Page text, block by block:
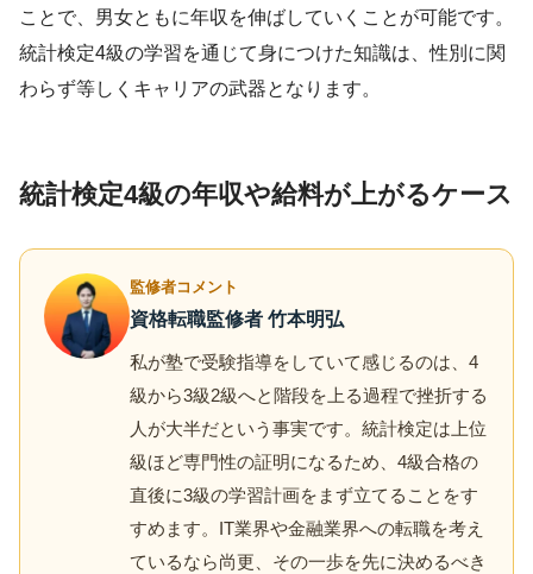
ことで、男女ともに年収を伸ばしていくことが可能です。
統計検定4級の学習を通じて身につけた知識は、性別に関
わらず等しくキャリアの武器となります。
統計検定4級の年収や給料が上がるケース
監修者コメント
資格転職監修者 竹本明弘
私が塾で受験指導をしていて感じるのは、4
級から3級2級へと階段を上る過程で挫折する
人が大半だという事実です。統計検定は上位
級ほど専門性の証明になるため、4級合格の
直後に3級の学習計画をまず立てることをす
すめます。IT業界や金融業界への転職を考え
ているなら尚更、その一歩を先に決めるべき